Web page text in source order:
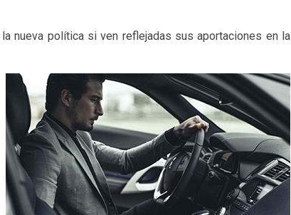
nueva política si ven reflejadas sus aportaciones en la